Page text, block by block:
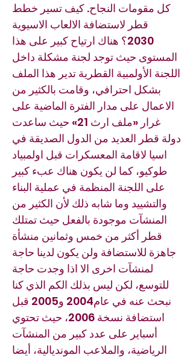
كل مقومات النجاح. كيف تسير خطط
قطر لاستضافة الالعاب الاسيوية
2030؟ هناك ارتياح كبير على هذا
المستوى حيث توجد لجنة مشكلة داخل
اللجنة الأولمبية القطرية تدير هذا الملف
بشكل احترافي، وقامت بالكثير من
الاعمال على مدار الفترة الماضية على
غرار «ملف ارث 21» حيث ساعدت
دولة قطر العديد من الدول الصديقة في
اسيا لاقامة المعسكرات قبل اولمبياد
طوكيو، كما لن يكون هناك عبء كبير
على اللجنة المنظمة في عملية البناء
والتشييد وما شابه ذلك لأن الكثير من
المنشآت موجودة بالفعل حيث تمتلك
قطر أكثر من خمس وثمانين منشأة
جاهزة للاستضافة ولن يكون لدينا حاجة
لمنشآت اخرى الا اذا وجدت حاجة
للتوسع، لكن ليس بذلك الكم الذي كنا
نبحث عنه في عام2004 و2005 قبل
استضافة نسخة 2006، حيث تحتوي
أسباير على عدد كبير من المنشآت
الرياضية، والملاعب المونديالية، أيضا